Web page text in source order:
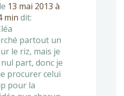
le 13 mai 2013 à
min dit:
partout un
le riz, mais je
part, donc je
procurer celui
pour la